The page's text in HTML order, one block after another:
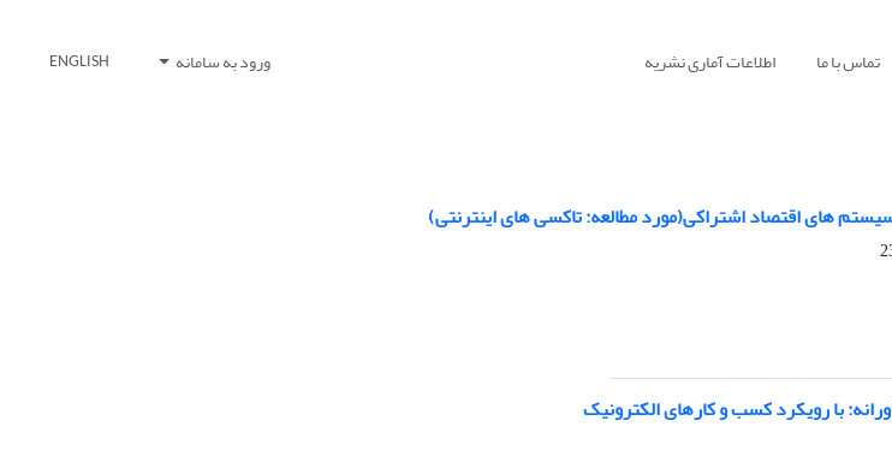
تماس با ما اطلاعات آماری نشریه ورود به سامانه ENGLISH
های اقتصاد اشتراکی(مورد مطالعه: تاکسی های اینترنتی)
با رویکرد کسب و کارهای الکترونیک